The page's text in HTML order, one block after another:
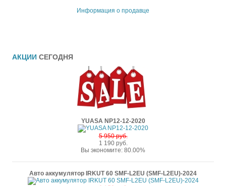
Информация о продавце
АКЦИИ СЕГОДНЯ
YUASA NP12-12-2020
5 950 руб.
1 190 руб.
Вы экономите: 80.00%
Авто аккумулятор IRKUT 60 SMF-L2EU (SMF-L2EU)-2024